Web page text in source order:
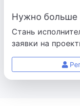
Нужно больше
Стань
заявки на